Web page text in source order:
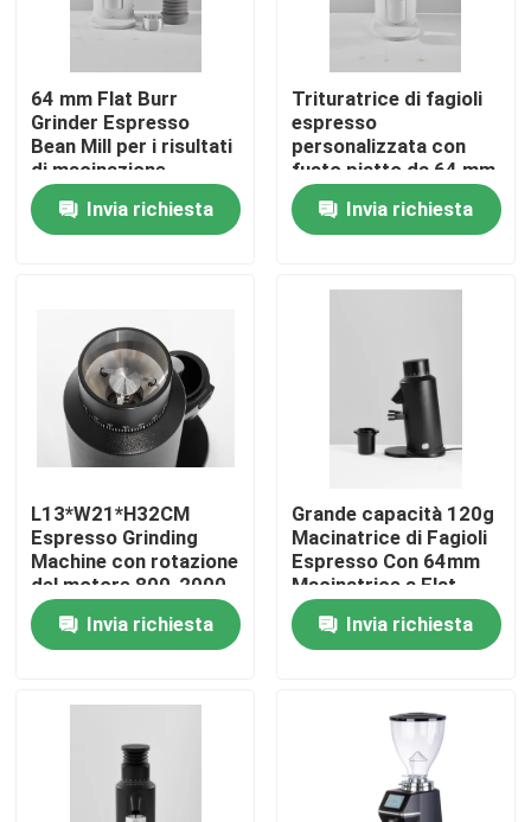
Casa
Prodotti
Circa noi
Giro della fabbrica
Controllo di qualità
Contattici
Burr Coffee Grinder
64 mm Flat Burr
Grinder Espresso
Bean Mill per i risultati
di macinazione
Invia richiesta
Trituratrice di fagioli
espresso
personalizzata con
fusto piatto da 64 mm
e capacità di 120 g
Invia richiesta
L13*W21*H32CM
Espresso Grinding
Machine con rotazione
del motore 800-2000
rulli/minuto
Invia richiesta
Grande capacità 120g
Macinatrice di Fagioli
Espresso Con 64mm
Macinatrice a Flat
Burr E 300W di
PotenzaInvia richiesta